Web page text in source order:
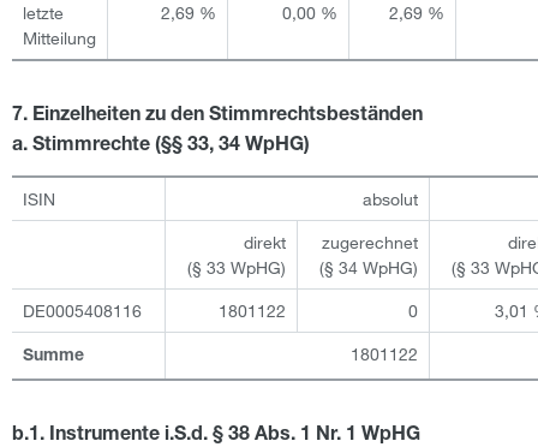
letzte
Mitteilung
2,69 % 0,00 % 2,69 %
7. Einzelheiten zu den Stimmrechtsbeständen
a. Stimmrechte (§§ 33, 34 WpHG)
ISIN absolut
direkt
(§ 33 WpHG)
zugerechnet
(§ 34 WpHG)
(§ 33
DE0005408116 1801122 0 3,01
Summe 1801122
b.1. Instrumente i.S.d. § 38 Abs. 1 Nr. 1 WpHG